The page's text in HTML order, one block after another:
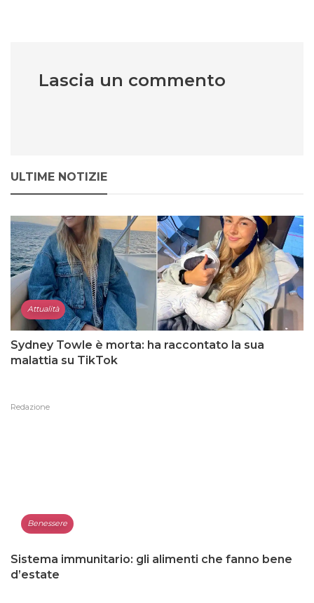
Lascia un commento
ULTIME NOTIZIE
Attualità
Sydney Towle è morta: ha raccontato la sua
malattia su TikTok
Redazione
Benessere
Sistema immunitario: gli alimenti che fanno bene
d’estate